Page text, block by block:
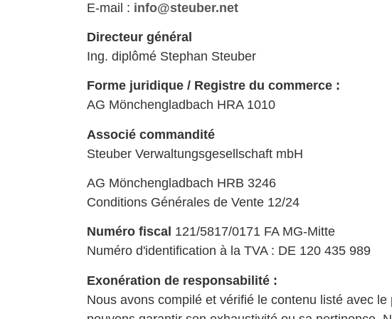
E-mail : info@steuber.net
Directeur général
Ing. diplômé Stephan Steuber
Forme juridique / Registre du commerce :
AG Mönchengladbach HRA 1010
Associé commandité
Steuber Verwaltungsgesellschaft mbH
AG Mönchengladbach HRB 3246
Conditions Générales de Vente 12/24
Numéro fiscal 121/5817/0171 FA MG-Mitte
Numéro d'identification à la TVA : DE 120 435 989
Exonération de responsabilité :
Nous avons compilé et vérifié le contenu listé avec